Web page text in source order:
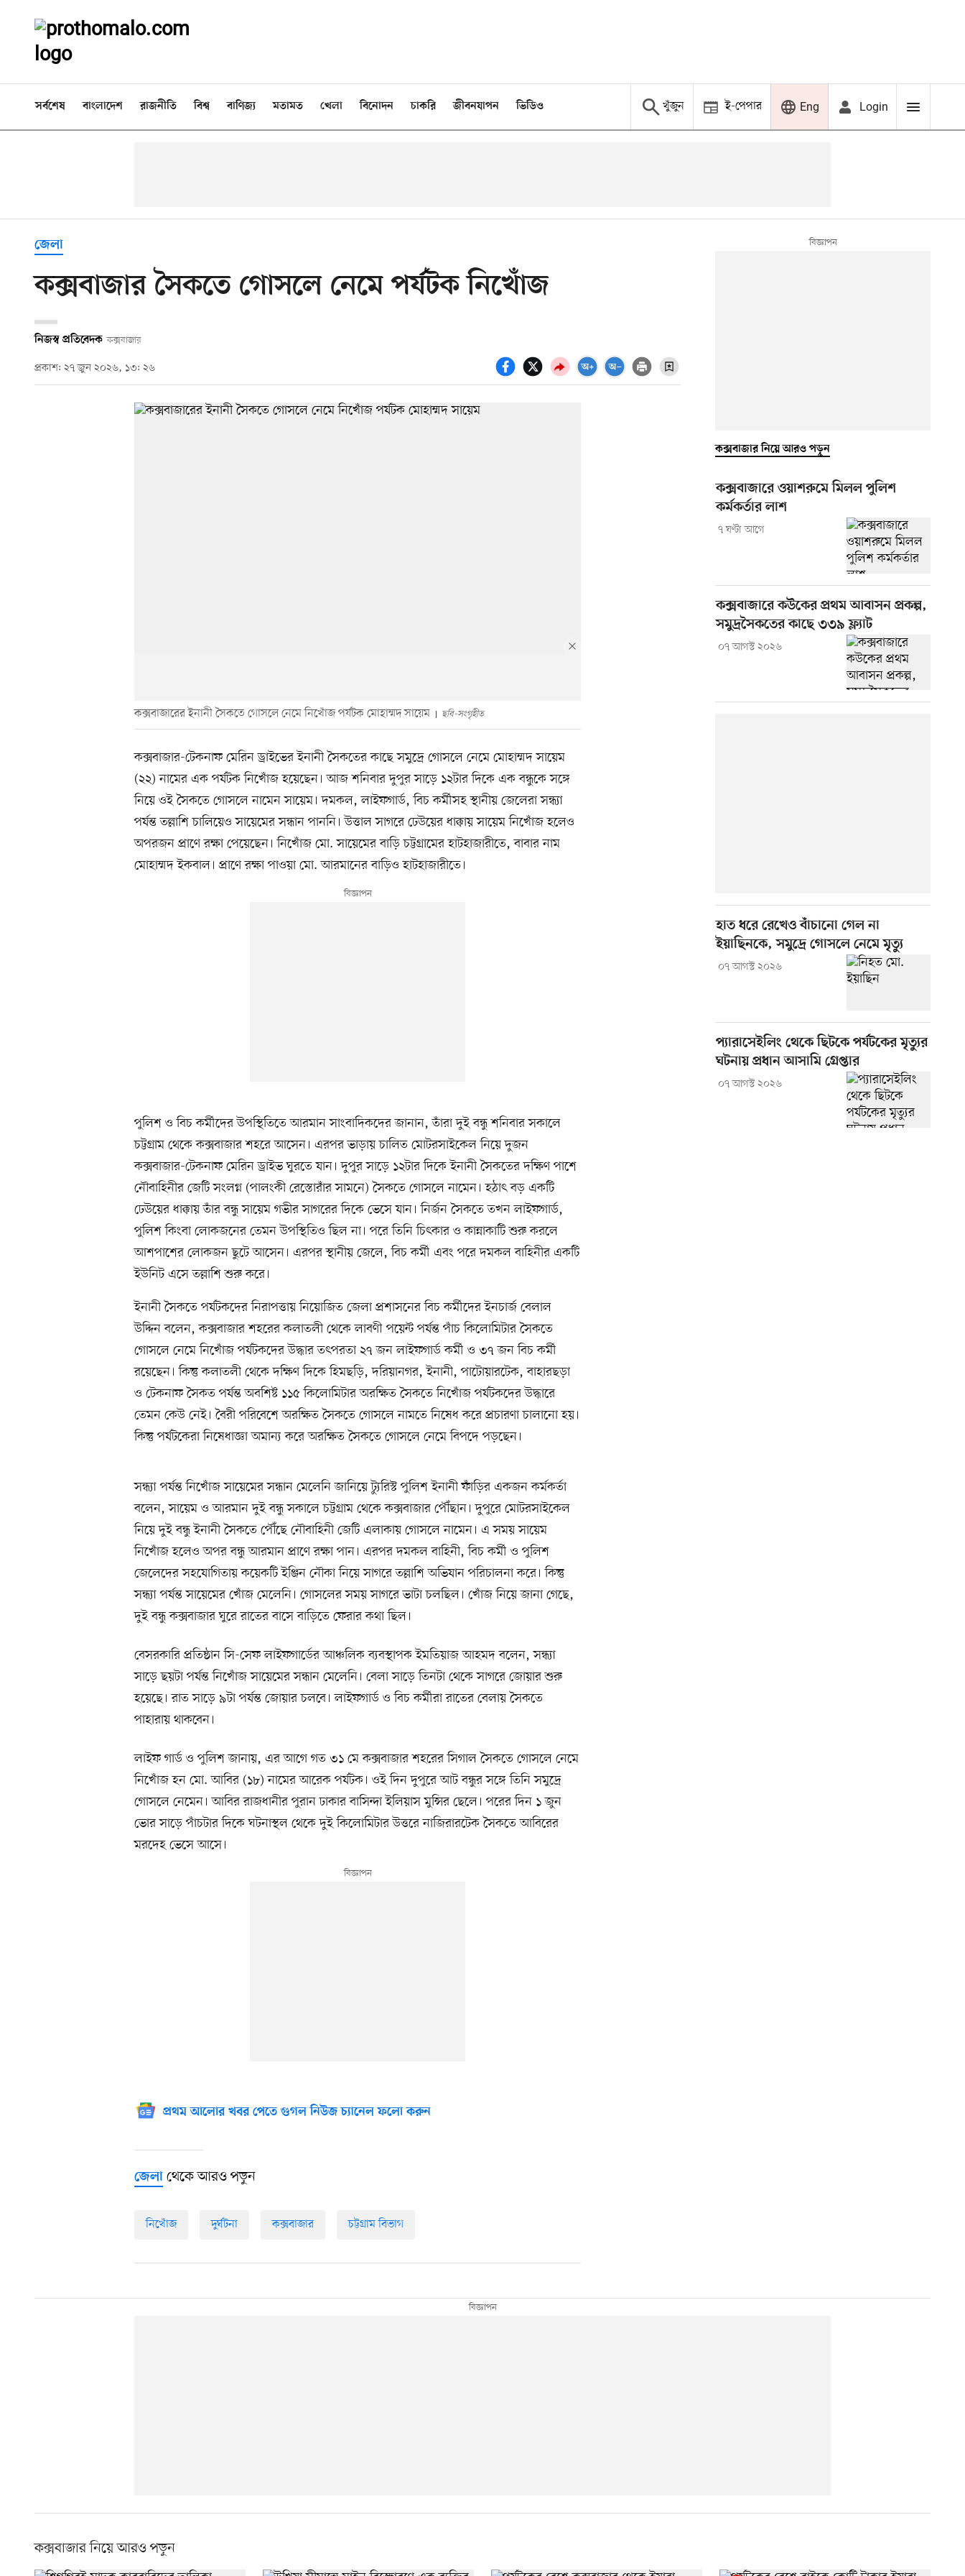
সর্বশেষ বাংলাদেশ রাজনীতি বিশ্ব বাণিজ্য মতামত খেলা বিনোদন চাকরি জীবনযাপন ভিডিও খুঁজুন ই-পেপার Eng Login
জেলা
কক্সবাজার সৈকতে গোসলে নেমে পর্যটক নিখোঁজ
নিজস্ব প্রতিবেদক কক্সবাজার
প্রকাশ: ২৭ জুন ২০২৬, ১৩: ২৬
কক্সবাজারের ইনানী সৈকতে গোসলে নেমে নিখোঁজ পর্যটক মোহাম্মদ সায়েম ছবি-সংগৃহীত
কক্সবাজার-টেকনাফ মেরিন ড্রাইভের ইনানী সৈকতের কাছে সমুদ্রে গোসলে নেমে মোহাম্মদ সায়েম
(২২) নামের এক পর্যটক নিখোঁজ হয়েছেন। আজ শনিবার দুপুর সাড়ে ১২টার দিকে এক বন্ধুকে সঙ্গে
নিয়ে ওই সৈকতে গোসলে নামেন সায়েম। দমকল, লাইফগার্ড, বিচ কর্মীসহ স্থানীয় জেলেরা সন্ধ্যা
পর্যন্ত তল্লাশি চালিয়েও সায়েমের সন্ধান পাননি। উত্তাল সাগরে ঢেউয়ের ধাক্কায় সায়েম নিখোঁজ হলেও
অপরজন প্রাণে রক্ষা পেয়েছেন। নিখোঁজ মো. সায়েমের বাড়ি চট্টগ্রামের হাটহাজারীতে, বাবার নাম
মোহাম্মদ ইকবাল। প্রাণে রক্ষা পাওয়া মো. আরমানের বাড়িও হাটহাজারীতে।
পুলিশ ও বিচ কর্মীদের উপস্থিতিতে আরমান সাংবাদিকদের জানান, তাঁরা দুই বন্ধু শনিবার সকালে
চট্টগ্রাম থেকে কক্সবাজার শহরে আসেন। এরপর ভাড়ায় চালিত মোটরসাইকেল নিয়ে দুজন
কক্সবাজার-টেকনাফ মেরিন ড্রাইভ ঘুরতে যান। দুপুর সাড়ে ১২টার দিকে ইনানী সৈকতের দক্ষিণ পাশে
নৌবাহিনীর জেটি সংলগ্ন (পালংকী রেস্তোরাঁর সামনে) সৈকতে গোসলে নামেন। হঠাৎ বড় একটি
ঢেউয়ের ধাক্কায় তাঁর বন্ধু সায়েম গভীর সাগরের দিকে ভেসে যান। নির্জন সৈকতে তখন লাইফগার্ড,
পুলিশ কিংবা লোকজনের তেমন উপস্থিতিও ছিল না। পরে তিনি চিৎকার ও কান্নাকাটি শুরু করলে
আশপাশের লোকজন ছুটে আসেন। এরপর স্থানীয় জেলে, বিচ কর্মী এবং পরে দমকল বাহিনীর একটি
ইউনিট এসে তল্লাশি শুরু করে।
ইনানী সৈকতে পর্যটকদের নিরাপত্তায় নিয়োজিত জেলা প্রশাসনের বিচ কর্মীদের ইনচার্জ বেলাল
উদ্দিন বলেন, কক্সবাজার শহরের কলাতলী থেকে লাবণী পয়েন্ট পর্যন্ত পাঁচ কিলোমিটার সৈকতে
গোসলে নেমে নিখোঁজ পর্যটকদের উদ্ধার তৎপরতা ২৭ জন লাইফগার্ড কর্মী ও ৩৭ জন বিচ কর্মী
রয়েছেন। কিন্তু কলাতলী থেকে দক্ষিণ দিকে হিমছড়ি, দরিয়ানগর, ইনানী, পাটোয়ারটেক, বাহারছড়া
ও টেকনাফ সৈকত পর্যন্ত অবশিষ্ট ১১৫ কিলোমিটার অরক্ষিত সৈকতে নিখোঁজ পর্যটকদের উদ্ধারে
তেমন কেউ নেই। বৈরী পরিবেশে অরক্ষিত সৈকতে গোসলে নামতে নিষেধ করে প্রচারণা চালানো হয়।
কিন্তু পর্যটকেরা নিষেধাজ্ঞা অমান্য করে অরক্ষিত সৈকতে গোসলে নেমে বিপদে পড়ছেন।
সন্ধ্যা পর্যন্ত নিখোঁজ সায়েমের সন্ধান মেলেনি জানিয়ে ট্যুরিস্ট পুলিশ ইনানী ফাঁড়ির একজন কর্মকর্তা
বলেন, সায়েম ও আরমান দুই বন্ধু সকালে চট্টগ্রাম থেকে কক্সবাজার পৌঁছান। দুপুরে মোটরসাইকেল
নিয়ে দুই বন্ধু ইনানী সৈকতে পৌঁছে নৌবাহিনী জেটি এলাকায় গোসলে নামেন। এ সময় সায়েম
নিখোঁজ হলেও অপর বন্ধু আরমান প্রাণে রক্ষা পান। এরপর দমকল বাহিনী, বিচ কর্মী ও পুলিশ
জেলেদের সহযোগিতায় কয়েকটি ইঞ্জিন নৌকা নিয়ে সাগরে তল্লাশি অভিযান পরিচালনা করে। কিন্তু
সন্ধ্যা পর্যন্ত সায়েমের খোঁজ মেলেনি। গোসলের সময় সাগরে ভাটা চলছিল। খোঁজ নিয়ে জানা গেছে,
দুই বন্ধু কক্সবাজার ঘুরে রাতের বাসে বাড়িতে ফেরার কথা ছিল।
বেসরকারি প্রতিষ্ঠান সি-সেফ লাইফগার্ডের আঞ্চলিক ব্যবস্থাপক ইমতিয়াজ আহমদ বলেন, সন্ধ্যা
সাড়ে ছয়টা পর্যন্ত নিখোঁজ সায়েমের সন্ধান মেলেনি। বেলা সাড়ে তিনটা থেকে সাগরে জোয়ার শুরু
হয়েছে। রাত সাড়ে ৯টা পর্যন্ত জোয়ার চলবে। লাইফগার্ড ও বিচ কর্মীরা রাতের বেলায় সৈকতে
পাহারায় থাকবেন।
লাইফ গার্ড ও পুলিশ জানায়, এর আগে গত ৩১ মে কক্সবাজার শহরের সিগাল সৈকতে গোসলে নেমে
নিখোঁজ হন মো. আবির (১৮) নামের আরেক পর্যটক। ওই দিন দুপুরে আট বন্ধুর সঙ্গে তিনি সমুদ্রে
গোসলে নেমেন। আবির রাজধানীর পুরান ঢাকার বাসিন্দা ইলিয়াস মুন্সির ছেলে। পরের দিন ১ জুন
ভোর সাড়ে পাঁচটার দিকে ঘটনাস্থল থেকে দুই কিলোমিটার উত্তরে নাজিরারটেক সৈকতে আবিরের
মরদেহ ভেসে আসে।
প্রথম আলোর খবর পেতে গুগল নিউজ চ্যানেল ফলো করুন
জেলা থেকে আরও পড়ুন
নিখোঁজ দুর্ঘটনা কক্সবাজার চট্টগ্রাম বিভাগ
কক্সবাজার নিয়ে আরও পড়ুন
কক্সবাজারে ওয়াশরুমে মিলল পুলিশ
কর্মকর্তার লাশ
৭ ঘণ্টা আগে
কক্সবাজারে কউকের প্রথম আবাসন প্রকল্প,
সমুদ্রসৈকতের কাছে ৩৩৯ ফ্ল্যাট
০৭ আগস্ট ২০২৬
হাত ধরে রেখেও বাঁচানো গেল না
ইয়াছিনকে, সমুদ্রে গোসলে নেমে মৃত্যু
০৭ আগস্ট ২০২৬
প্যারাসেইলিং থেকে ছিটকে পর্যটকের মৃত্যুর
ঘটনায় প্রধান আসামি গ্রেপ্তার
০৭ আগস্ট ২০২৬
কক্সবাজার নিয়ে আরও পড়ুন